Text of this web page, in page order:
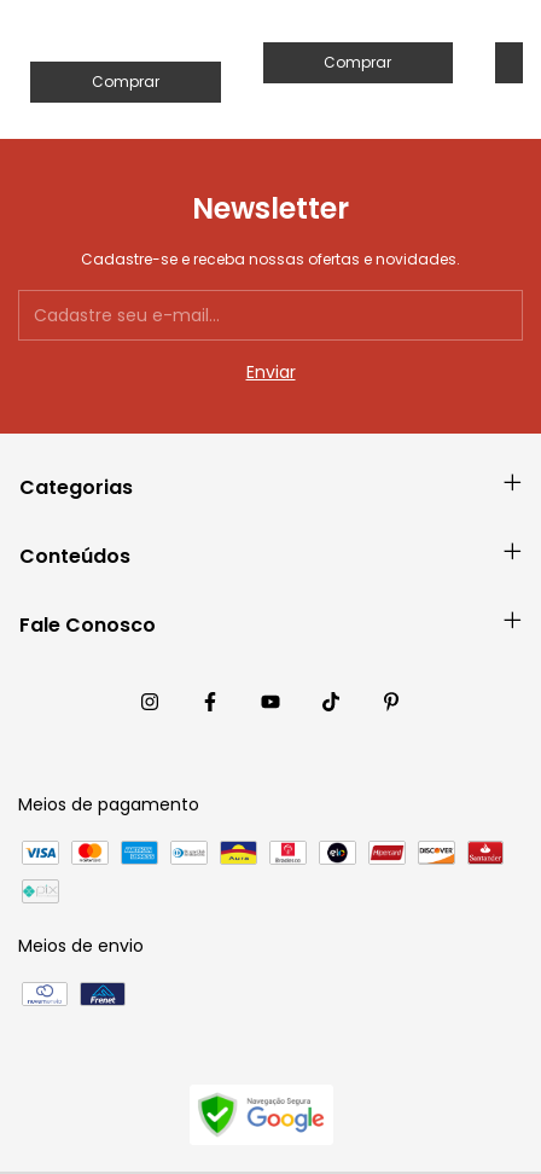
Comprar
Comprar
Newsletter
Cadastre-se e receba nossas ofertas e novidades.
Categorias
Conteúdos
Fale Conosco
Meios de pagamento
Meios de envio